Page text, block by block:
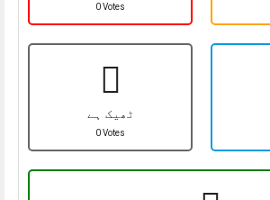
0 Votes
ٹھیک ہے
0 Votes